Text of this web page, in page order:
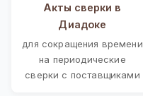
Акты сверки в
Диадоке
для сокращения времени
на периодические
сверки с поставщиками